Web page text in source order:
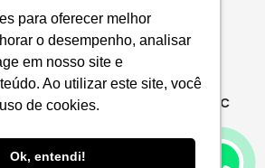
para oferecer melhor
o desempenho, analisar
em nosso site e
Ao utilizar este site, você
de cookies.
Ok, entendi!
da instituição no e-MEC